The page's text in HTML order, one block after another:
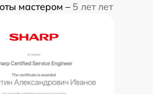
мастером – 5 лет лет